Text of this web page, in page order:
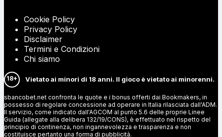
Cookie Policy
Privacy Policy
Disclaimer
Termini e Condizioni
Chi siamo
18+ Vietato ai minori di 18 anni. Il gioco è vietato ai minorenni.
sbancobet.net confronta le quote e i bonus offerti dai Bookmakers, in
possesso di regolare concessione ad operare in Italia rilasciata dall'ADM.
Il servizio, come indicato dall'AGCOM al punto 5.6 delle proprie Linee
Guida (allegate alla delibera 132/19/CONS), è effettuato nel rispetto del
principio di continenza, non ingannevolezza e trasparenza e non
costituisce pertanto una forma di pubblicità.